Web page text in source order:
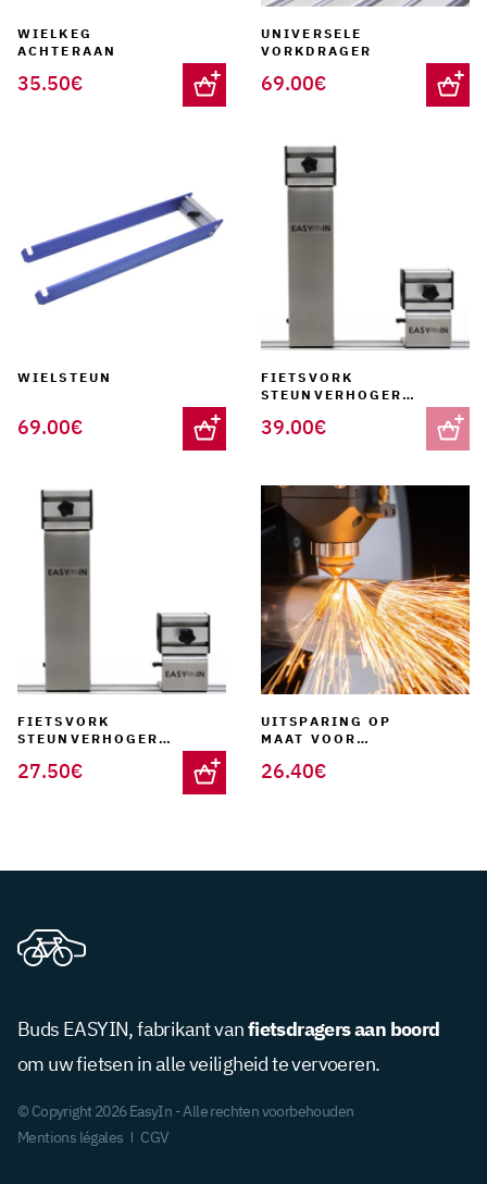
WIELKEG
ACHTERAAN
35.50€
UNIVERSELE
VORKDRAGER
69.00€
WIELSTEUN
69.00€
FIETSVORK
STEUNVERHOGER
39.00€
FIETSVORK
STEUNVERHOGER
27.50€
UITSPARING OP
MAAT VOOR
FIETSENREK
26.40€
Buds EASYIN, fabrikant vanfietsdragers aan boord
om uw fietsen in alle veiligheid te vervoeren.
© Copyright 2026 EasyIn - Alle rechten voorbehouden
Mentions légales
CGV